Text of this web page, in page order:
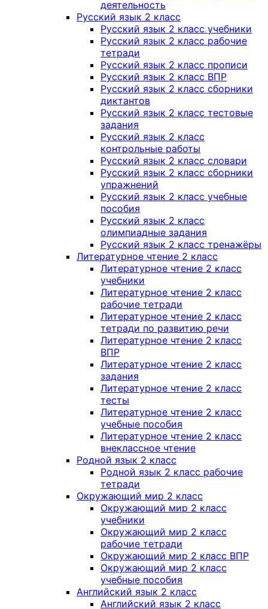
деятельность
Русский язык 2 класс
Русский язык 2 класс учебники
Русский язык 2 класс рабочие
тетради
Русский язык 2 класс прописи
Русский язык 2 класс ВПР
Русский язык 2 класс сборники
диктантов
Русский язык 2 класс тестовые
задания
Русский язык 2 класс
контрольные работы
Русский язык 2 класс словари
Русский язык 2 класс сборники
упражнений
Русский язык 2 класс учебные
пособия
Русский язык 2 класс
олимпиадные задания
Русский язык 2 класс тренажёры
Литературное чтение 2 класс
Литературное чтение 2 класс
учебники
Литературное чтение 2 класс
рабочие тетради
Литературное чтение 2 класс
тетради по развитию речи
Литературное чтение 2 класс
ВПР
Литературное чтение 2 класс
задания
Литературное чтение 2 класс
тесты
Литературное чтение 2 класс
учебные пособия
Литературное чтение 2 класс
внеклассное чтение
Родной язык 2 класс
Родной язык 2 класс рабочие
тетради
Окружающий мир 2 класс
Окружающий мир 2 класс
учебники
Окружающий мир 2 класс
рабочие тетради
Окружающий мир 2 класс ВПР
Окружающий мир 2 класс
учебные пособия
Английский язык 2 класс
Английский язык 2 класс